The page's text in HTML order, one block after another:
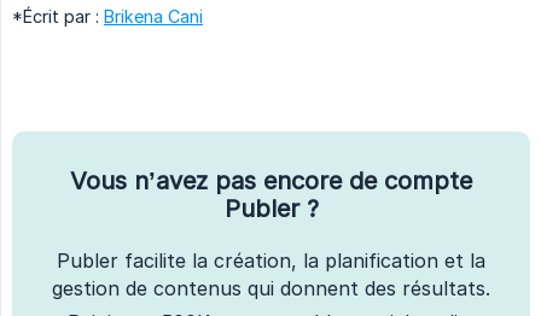
*Écrit par : Brikena Cani
Vous n’avez pas encore de compte
Publer ?
Publer facilite la création, la planification et la
gestion de contenus qui donnent des résultats.